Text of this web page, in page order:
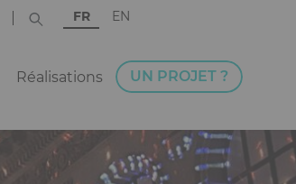
FR EN
Réalisations UN PROJET ?